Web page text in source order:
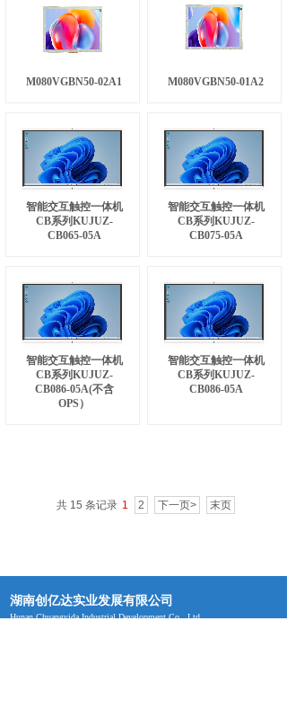
M080VGBN50-02A1 M080VGBN50-01A2
智能交互触控一体机
CB系列KUJUZ-
CB065-05A
智能交互触控一体机
CB系列KUJUZ-
CB075-05A
智能交互触控一体机
CB系列KUJUZ-
CB086-05A(不含
OPS）
智能交互触控一体机
CB系列KUJUZ-
CB086-05A
共 15 条记录 1 2 下一页> 末页
湖南创亿达实业发展有限公司
Hunan Chuangyida Industrial Development Co., Ltd.